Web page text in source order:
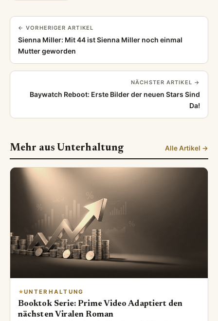
← VORHERIGER ARTIKEL
Sienna Miller: Mit 44 ist Sienna Miller noch einmal
Mutter geworden
NÄCHSTER ARTIKEL →
Baywatch Reboot: Erste Bilder der neuen Stars Sind
Da!
Mehr aus Unterhaltung Alle Artikel →
UNTERHALTUNG
Booktok Serie: Prime Video Adaptiert den
nächsten Viralen Roman